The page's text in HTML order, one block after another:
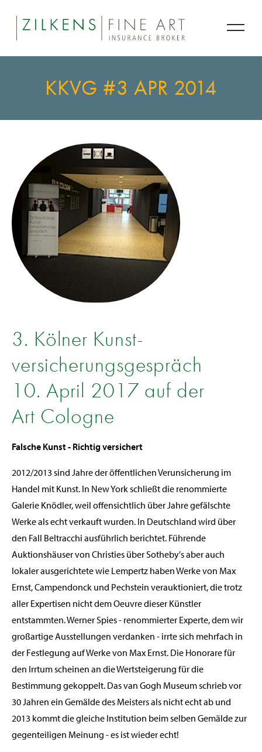
KKVG #3 APR 2014
3. Kölner Kunst­
versicherungs­gespräch
10. April 2017 auf der
Art Cologne
Falsche Kunst - Richtig versichert
2012/2013 sind Jahre der öffentlichen Verunsicherung im
Handel mit Kunst. In New York schließt die renommierte
Galerie Knödler, weil offensichtlich über Jahre gefälschte
Werke als echt verkauft wurden. In Deutschland wird über
den Fall Beltracchi ausführlich berichtet. Führende
Auktionshäuser von Christies über Sotheby's aber auch
lokaler ausgerichtete wie Lempertz haben Werke von Max
Ernst, Campendonck und Pechstein verauktioniert, die trotz
aller Expertisen nicht dem Oeuvre dieser Künstler
entstammten. Werner Spies - renommierter Experte, dem wir
großartige Ausstellungen verdanken - irrte sich mehrfach in
der Festlegung auf Werke von Max Ernst. Die Honorare für
den Irrtum scheinen an die Wertsteigerung für die
Bestimmung gekoppelt. Das van Gogh Museum schrieb vor
30 Jahren ein Gemälde des Meisters als nicht echt ab und
2013 kommt die gleiche Institution beim selben Gemälde zur
gegenteiligen Meinung - es ist wieder echt!